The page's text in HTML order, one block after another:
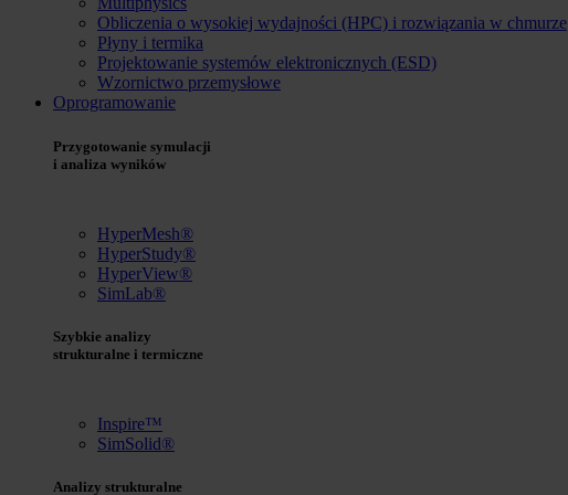
Obliczenia o wysokiej wydajności (HPC) i rozwiązania w chmurze
Płyny i termika
Projektowanie systemów elektronicznych (ESD)
Wzornictwo przemysłowe
Oprogramowanie
Przygotowanie symulacji
i analiza wyników
HyperMesh®
HyperStudy®
HyperView®
SimLab®
Szybkie analizy
strukturalne i termiczne
Inspire™
SimSolid®
Analizy strukturalne